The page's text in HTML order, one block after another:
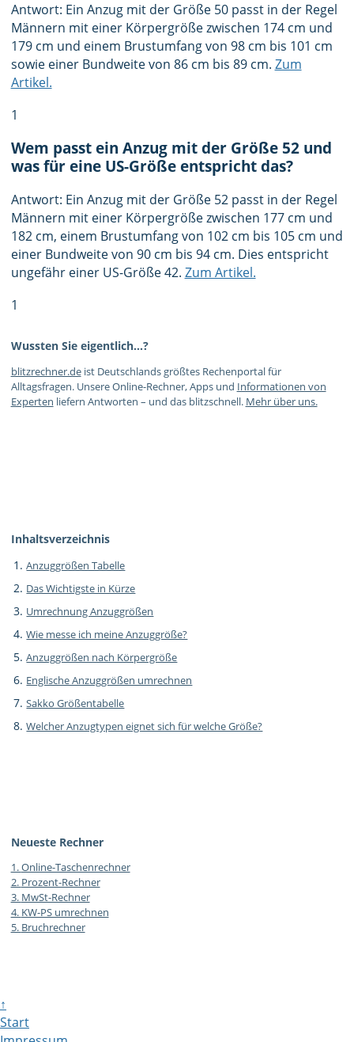
Antwort: Ein Anzug mit der Größe 50 passt in der Regel
Männern mit einer Körpergröße zwischen 174 cm und
179 cm und einem Brustumfang von 98 cm bis 101 cm
sowie einer Bundweite von 86 cm bis 89 cm. Zum
Artikel.
1
Wem passt ein Anzug mit der Größe 52 und
was für eine US-Größe entspricht das?
Antwort: Ein Anzug mit der Größe 52 passt in der Regel
Männern mit einer Körpergröße zwischen 177 cm und
182 cm, einem Brustumfang von 102 cm bis 105 cm und
einer Bundweite von 90 cm bis 94 cm. Dies entspricht
ungefähr einer US-Größe 42. Zum Artikel.
1
Wussten Sie eigentlich…?
blitzrechner.deist Deutschlands größtes Rechenportal für
Alltagsfragen. Unsere Online-Rechner, Apps und Informationen von
Experten liefern Antworten – und das blitzschnell. Mehr über uns.
Inhaltsverzeichnis
Anzuggrößen Tabelle
Das Wichtigste in Kürze
Umrechnung Anzuggrößen
Wie messe ich meine Anzuggröße?
Anzuggrößen nach Körpergröße
Englische Anzuggrößen umrechnen
Sakko Größentabelle
Welcher Anzugtypen eignet sich für welche Größe?
Neueste Rechner
1.Online-Taschenrechner
2. Prozent-Rechner
3. MwSt-Rechner
4. KW-PS umrechnen
5. Bruchrechner
↑
Start